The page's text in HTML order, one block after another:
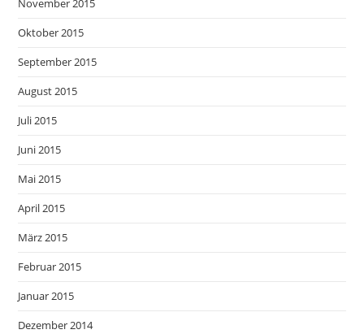
November 2015
Oktober 2015
September 2015
August 2015
Juli 2015
Juni 2015
Mai 2015
April 2015
März 2015
Februar 2015
Januar 2015
Dezember 2014